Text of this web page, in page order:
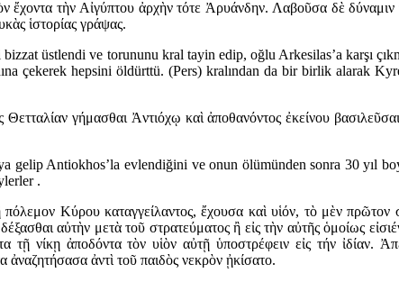
ἔχοντα τὴν Αἰγύπτου ἀρχὴν τότε Ἀρυάνδην. Λαβοῦσα δὲ
ἱστορίας γράψας.
üstlendi ve torununu kral tayin edip, oğlu Arkesilas’a karşı
çekerek hepsini öldürttü. (Pers) kralından da bir birlik alarak
γήμασθαι Ἀντιόχῳ καὶ ἀποθανόντος ἐκείνου
gelip Antiokhos’la evlendiğini ve onun ölümünden sonra 30 yıl
.
Κύρου καταγγείλαντος, ἔχουσα καὶ υἱόν, τὸ μὲν πρῶτον
αὐτὴν μετὰ τοῦ στρατεύματος ἢ εἰς τὴν αὐτῆς ὁμοίως
νίκῃ ἀποδόντα τὸν υἱὸν αὐτῇ ὑποστρέφειν εἰς τήν ἰδίαν.
ἀντὶ τοῦ παιδὸς νεκρὸν ᾐκίσατο.